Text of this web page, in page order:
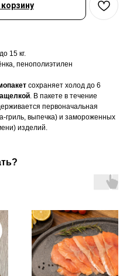
корзину
до 15 кг.
пенополиэтилен
сохраняет холод до 6
. В пакете в течение
первоначальная
гриль, выпечка) и замороженных
изделий.